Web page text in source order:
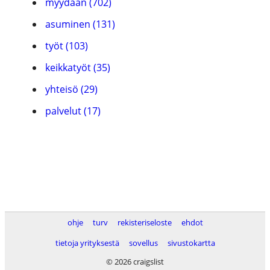
asuminen (131)
työt (103)
keikkatyöt (35)
yhteisö (29)
palvelut (17)
ohje turv rekisteriseloste
ehdot
tietoja yrityksestä
sovellus
sivustokartta
© 2026 craigslist